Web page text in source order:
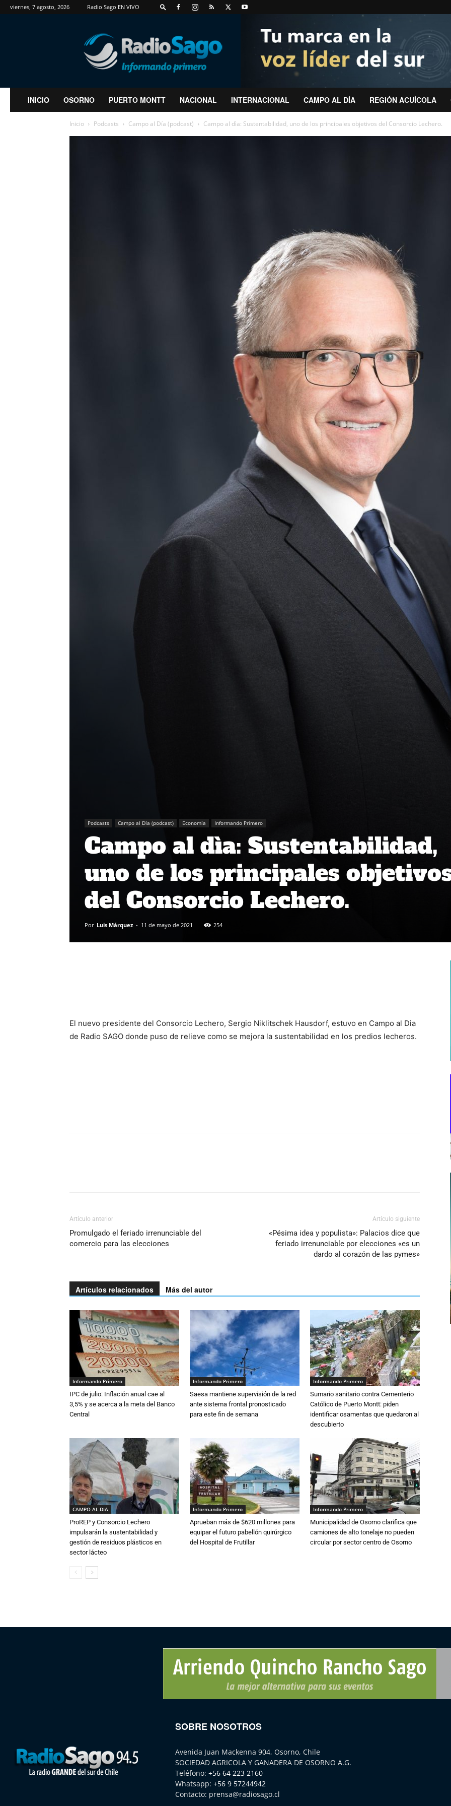
viernes, 7 agosto, 2026 Radio Sago EN VIVO
RadioSago
INICIO OSORNO PUERTO MONTT NACIONAL INTERNACIONAL CAMPO AL DÍA REGIÓN ACUÍCOLA
Inicio Podcasts Campo al Día (podcast) Campo al dìa: Sustentabilidad, uno de los principales objetivos del Consorcio Lechero.
Podcasts Campo al Día (podcast) Economía Informando Primero
Campo al dìa: Sustentabilidad,
uno de los principales
del Consorcio Lechero.
Por Luis Márquez - 11 de mayo de 2021 254
El nuevo presidente del Consorcio Lechero, Sergio Niklitschek Hausdorf, estuvo en Campo al Dia
de Radio SAGO donde puso de relieve como se mejora la sustentabilidad en los predios lecheros.
Artículo anterior
Promulgado el feriado irrenunciable del
comercio para las elecciones
Artículo siguiente
«Pésima idea y populista»: Palacios dice que
feriado irrenunciable por elecciones «es un
dardo al corazón de las pymes»
Artículos relacionados Más del autor
Informando Primero
IPC de julio: Inflación anual cae al
3,5% y se acerca a la meta del Banco
Central
Informando Primero
Saesa mantiene supervisión de la red
ante sistema frontal pronosticado
para este fin de semana
Informando Primero
Sumario sanitario contra Cementerio
Católico de Puerto Montt: piden
identificar osamentas que quedaron al
descubierto
CAMPO AL DIA
ProREP y Consorcio Lechero
impulsarán la sustentabilidad y
gestión de residuos plásticos en
sector lácteo
Informando Primero
Aprueban más de $620 millones para
equipar el futuro pabellón quirúrgico
del Hospital de Frutillar
Informando Primero
Municipalidad de Osorno clarifica que
camiones de alto tonelaje no pueden
circular por sector centro de Osorno
SOBRE NOSOTROS
Avenida Juan Mackenna 904, Osorno, Chile
SOCIEDAD AGRICOLA Y GANADERA DE OSORNO A.G.
Teléfono: +56 64 223 2160
Whatsapp: +56 9 57244942
Contacto: prensa@radiosago.cl